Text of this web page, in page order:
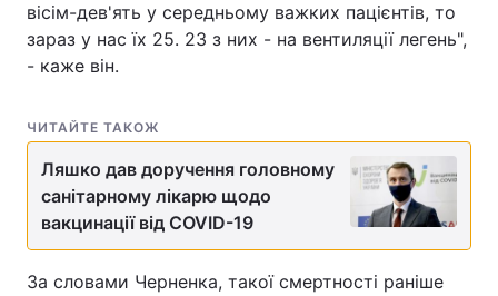
вісім-дев'ять у середньому важких пацієнтів, то
зараз у нас їх 25. 23 з них - на вентиляції легень",
- каже він.
ЧИТАЙТЕ ТАКОЖ
Ляшко дав доручення головному
санітарному лікарю щодо
вакцинації від COVID-19
За словами Черненка, такої смертності раніше